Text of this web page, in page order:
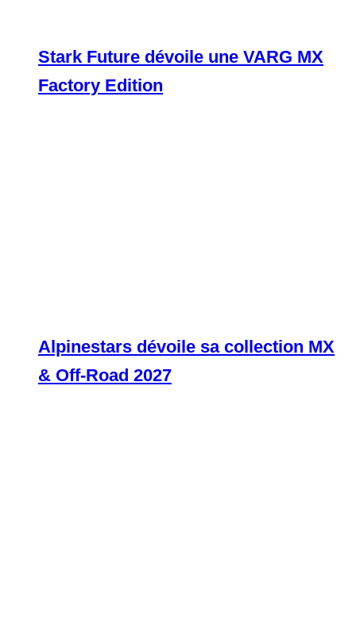
Stark Future dévoile une VARG MX
Factory Edition
Alpinestars dévoile sa collection MX
& Off-Road 2027